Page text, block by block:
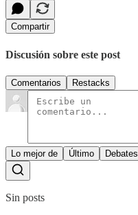
Compartir
Discusión sobre este post
Comentarios Restacks
Lo mejor de Último Debates
Sin posts